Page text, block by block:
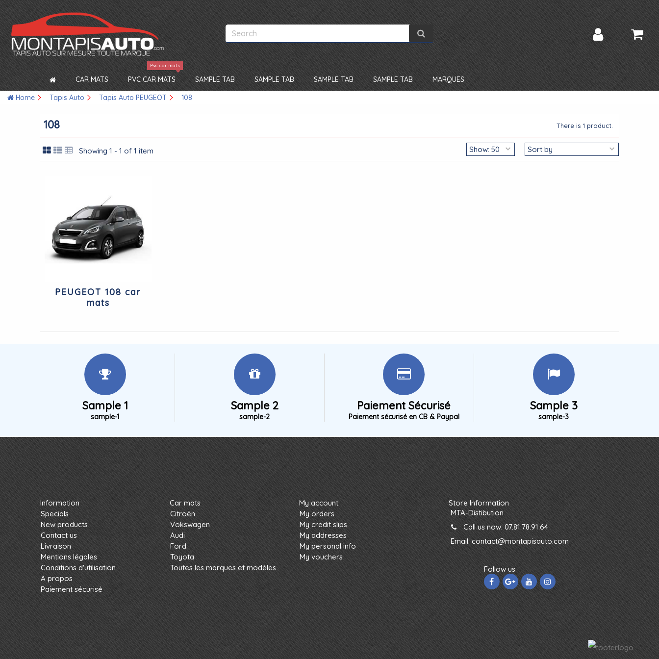
CAR MATS PVC CAR MATS
Pvc car mats
SAMPLE TAB SAMPLE TAB SAMPLE TAB SAMPLE TAB MARQUES
Home Tapis Auto Tapis Auto PEUGEOT 108
108 There is 1 product.
Showing 1 - 1 of 1 item
PEUGEOT 108 car
mats
Sample 1
sample-1
Sample 2
sample-2
Paiement Sécurisé
Paiement sécurisé en CB & Paypal
Sample 3
sample-3
Information
Specials
New products
Contact us
Livraison
Mentions légales
Conditions d'utilisation
A propos
Paiement sécurisé
Car mats
Citroën
Vokswagen
Audi
Ford
Toyota
Toutes les marques et modèles
My account
My orders
My credit slips
My addresses
My personal info
My vouchers
Store Information
MTA-Distibution
Call us now:07.81.78.91.64
Email:contact@montapisauto.com
Follow us